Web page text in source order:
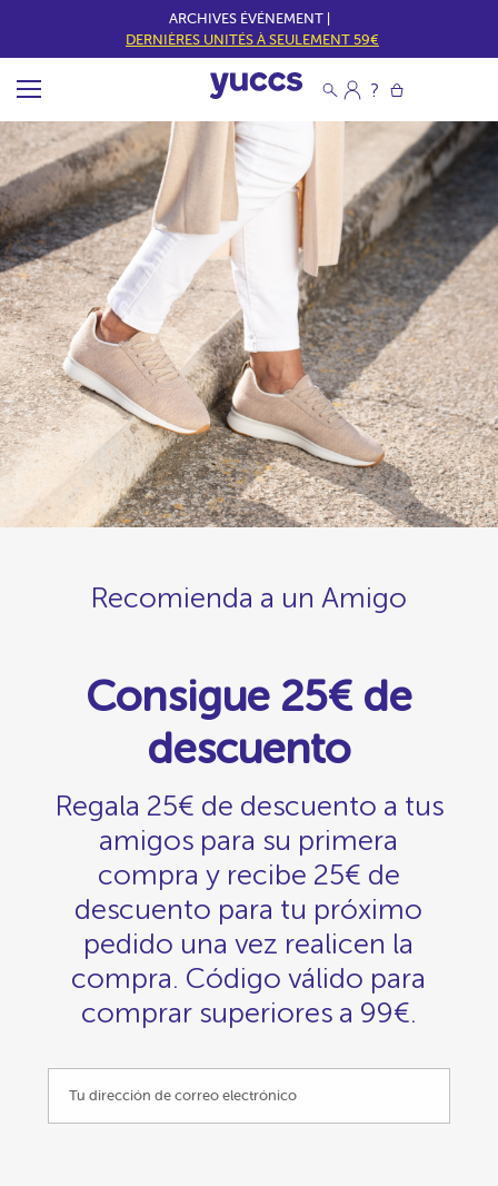
ARCHIVES ÉVÉNEMENT |
DERNIÈRES UNITÉS À SEULEMENT 59€
Recomienda a un Amigo
Consigue 25€ de
descuento
Regala 25€ de descuento a tus
amigos para su primera
compra y recibe 25€ de
descuento para tu próximo
pedido una vez realicen la
compra. Código válido para
comprar superiores a 99€.